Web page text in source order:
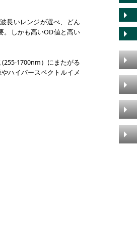
長いレンジが選べ、どん
。しかも高いOD値と高い
1700nm）にまたがる
ハイパースペクトルイメ